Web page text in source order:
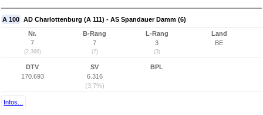
A 100 AD Charlottenburg (A 111) - AS Spandauer Damm (6)
Nr.
7
(2.366)
B-Rang
7
(7)
L-Rang
3
(3)
Land
BE
DTV
170.693
SV
6.316
(3,7%)
BPL
Infos...